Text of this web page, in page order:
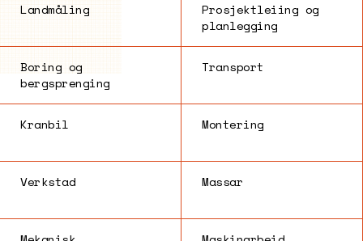
Landmåling
Prosjektleiing og
planlegging
Boring og
bergsprenging
Transport
Kranbil Montering
Verkstad Massar